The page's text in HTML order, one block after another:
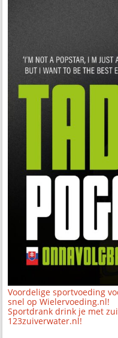
Voordelige sportvoeding
snel op Wielervoeding.nl!
Sportdrank drink je met
123zuiverwater.nl!